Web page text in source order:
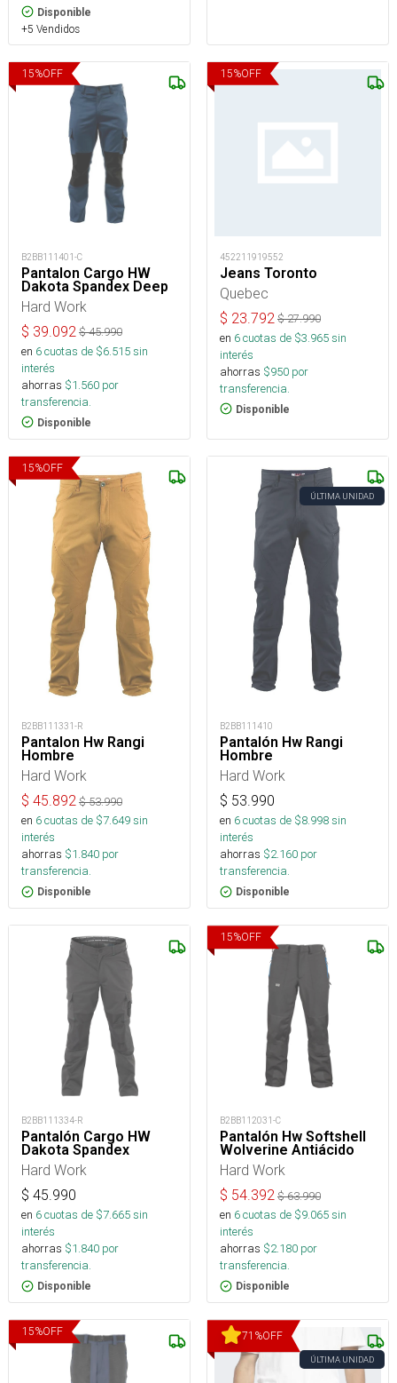
Disponible
+5 Vendidos
15%OFF
B2BB111401-C
Pantalon Cargo HW
Dakota Spandex Deep
Hard Work
$ 39.092 $45.990
en 6cuotas de $6.515sin
interés
ahorras $1.560 por
transferencia.
Disponible
15%OFF
452211919552
Jeans Toronto
Quebec
$ 23.792 $27.990
en 6cuotas de $3.965sin
interés
ahorras $950 por
transferencia.
Disponible
15%OFF
B2BB111331-R
Pantalon Hw Rangi
Hombre
Hard Work
$ 45.892 $53.990
en 6cuotas de $7.649sin
interés
ahorras $1.840 por
transferencia.
Disponible
ÚLTIMA UNIDAD
B2BB111410
Pantalón Hw Rangi
Hombre
Hard Work
$ 53.990
en 6cuotas de $8.998sin
interés
ahorras $2.160 por
transferencia.
Disponible
B2BB111334-R
Pantalón Cargo HW
Dakota Spandex
Hard Work
$ 45.990
en 6cuotas de $7.665sin
interés
ahorras $1.840 por
transferencia.
Disponible
15%OFF
B2BB112031-C
Pantalón Hw Softshell
Wolverine Antiácido
Hard Work
$ 54.392 $63.990
en 6cuotas de $9.065sin
interés
ahorras $2.180 por
transferencia.
Disponible
15%OFF 71 %OFF
ÚLTIMA UNIDAD